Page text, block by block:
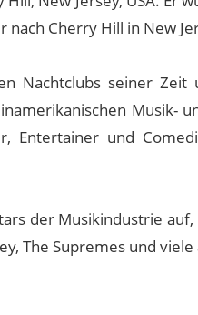
nach Cherry Hill in New
Nachtclubs seiner
Musik-
Entertainer und
der Musikindustrie auf,
The Supremes und